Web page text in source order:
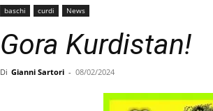
baschi curdi News
Gora Kurdistan!
Di Gianni Sartori - 08/02/2024